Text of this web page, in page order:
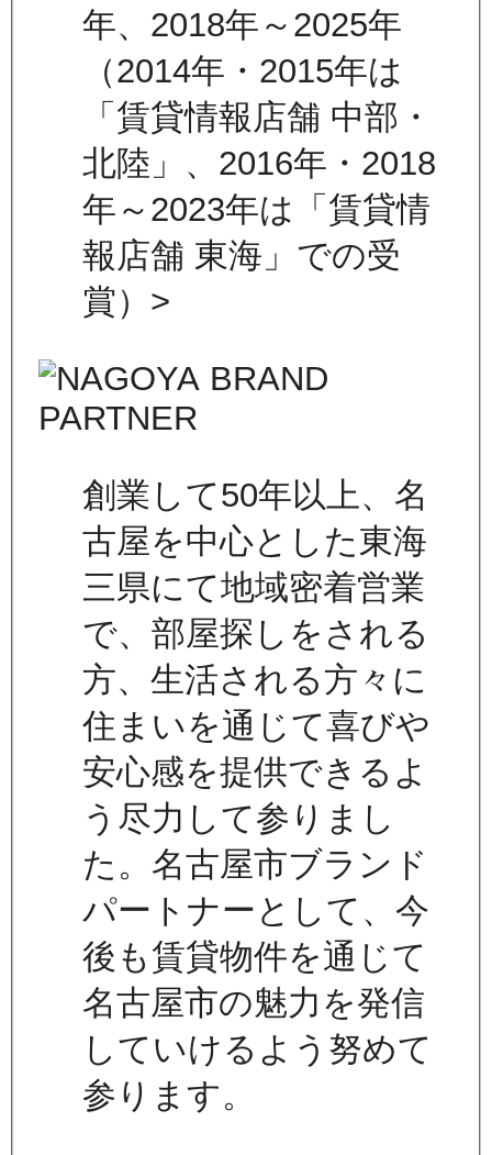
年、2018年～2025年
（2014年・2015年は
「賃貸情報店舗 中部・
北陸」、2016年・2018
年～2023年は「賃貸情
報店舗 東海」での受
賞）>
創業して50年以上、名
古屋を中心とした東海
三県にて地域密着営業
で、部屋探しをされる
方、生活される方々に
住まいを通じて喜びや
安心感を提供できるよ
う尽力して参りまし
た。名古屋市ブランド
パートナーとして、今
後も賃貸物件を通じて
名古屋市の魅力を発信
していけるよう努めて
参ります。